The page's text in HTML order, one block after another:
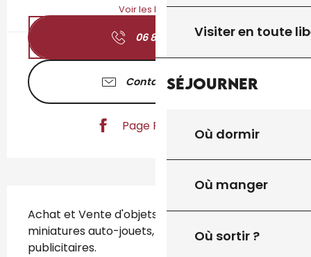
Visiter en toute
Séjourner
Où dormir
Où manger
Où sortir ?
Voir les horaires
06 81 74 11 ▒▒
Contactez-nous
Page Facebook
Achat et Vente d'objets de collection,
miniatures auto-jouets, livres, BD, objets
publicitaires.